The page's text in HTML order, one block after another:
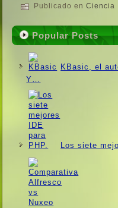
Publicado en Ciencia
Popular Posts
KBasic, el
Y…
Los siete